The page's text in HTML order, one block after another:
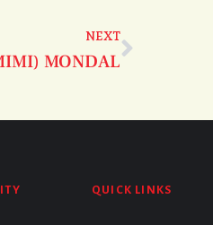
NEXT
MONDAL
QUICK LINKS